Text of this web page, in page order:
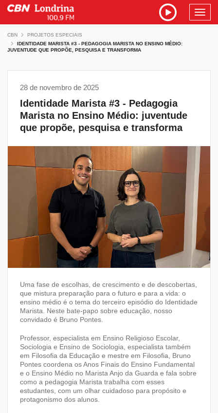
CBN
PROJETOS ESPECIAIS
IDENTIDADE MARISTA #3 - PEDAGOGIA MARISTA NO ENSINO MÉDIO:
JUVENTUDE QUE PROPÕE, PESQUISA E TRANSFORMA
28 de novembro de 2025
Identidade Marista #3 - Pedagogia
Marista no Ensino Médio: juventude
que propõe, pesquisa e transforma
Uma fase de escolhas, de crescimento e de descobertas,
que mistura preparação para o futuro e para a vida: o
ensino médio é o tema do terceiro episódio do Identidade
Marista. Neste bate-papo sobre educação, nosso
convidado é Bruno Pontes.
Professor, especialista em Ensino Religioso Escolar,
Sociologia e Ensino de Sociologia, especialista também
em Filosofia da Educação e mestre em Filosofia, Bruno
Pontes coordena os Anos Finais do Ensino Fundamental
e o Ensino Médio no Marista Anjo da Guarda e fala sobre
como a pedagogia Marista trabalha com esses
estudantes, com um olhar cuidadoso para propósito e
protagonismo dos alunos.